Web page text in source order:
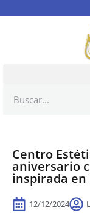
Centro
aniversario
inspirada en
12/12/2024